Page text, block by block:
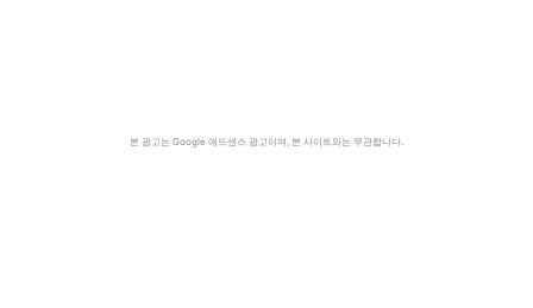
본 광고는 Google 애드센스 광고이며, 본 사이트와는 무관합니다.